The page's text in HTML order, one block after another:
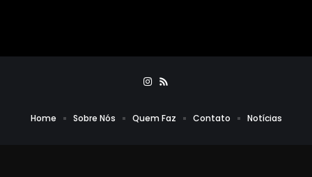
Home Sobre Nós Quem Faz Contato Notícias